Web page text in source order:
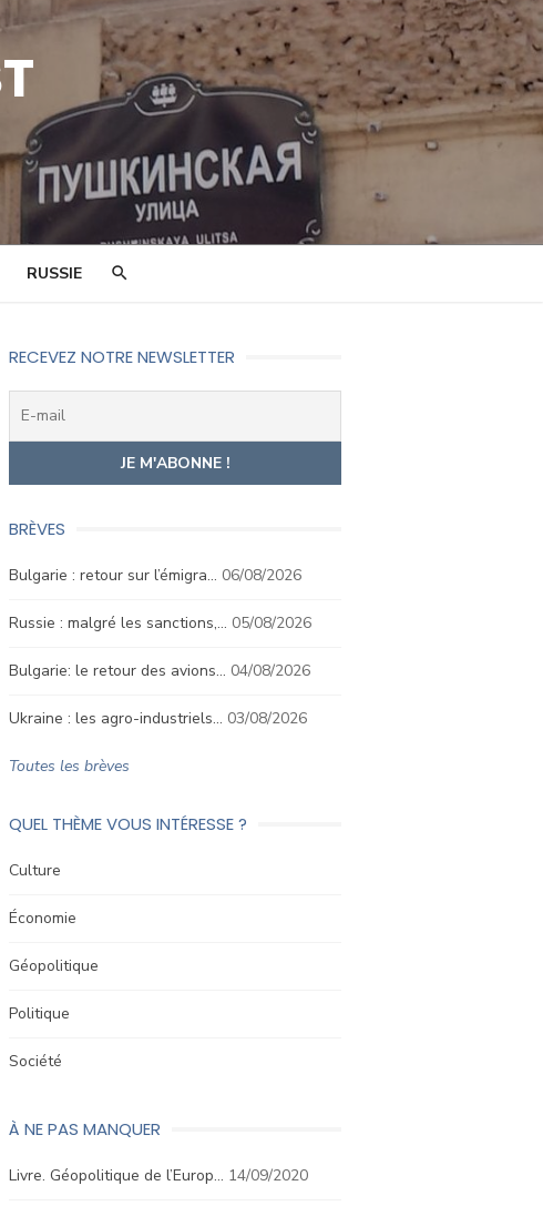
RUSSIE
RECEVEZ NOTRE NEWSLETTER
BRÈVES
Bulgarie : retour sur l’émigra… 06/08/2026
Russie : malgré les sanctions,… 05/08/2026
Bulgarie: le retour des avions… 04/08/2026
Ukraine : les agro-industriels… 03/08/2026
Toutes les brèves
QUEL THÈME VOUS INTÉRESSE ?
Culture
Économie
Géopolitique
Politique
Société
À NE PAS MANQUER
Livre. Géopolitique de l’Europ… 14/09/2020